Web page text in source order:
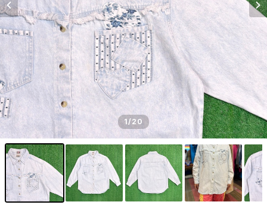
1/20